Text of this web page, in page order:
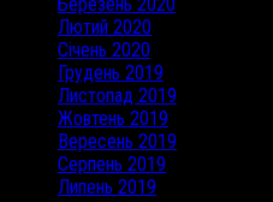
Лютий 2020
Січень 2020
Грудень 2019
Листопад 2019
Жовтень 2019
Вересень 2019
Серпень 2019
Липень 2019